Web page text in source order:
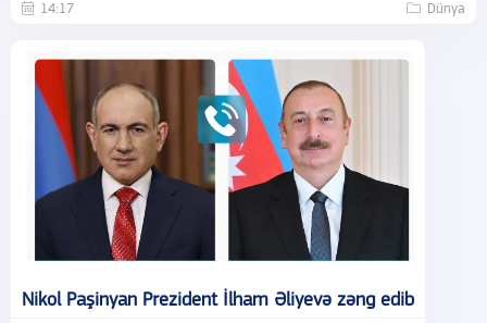
14:17 Dünya
Nikol Paşinyan Prezident İlham Əliyevə zəng edib